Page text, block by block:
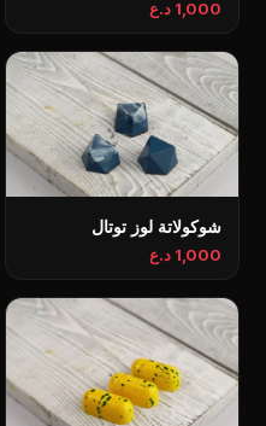
1,000 د.ع
شوكولاتة لوز توتال
1,000 د.ع